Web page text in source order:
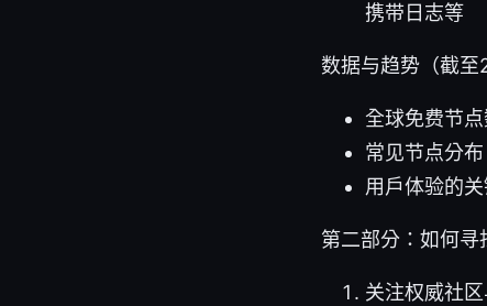
携带日志等
数据与趋势（截至
全球免费节
常见节点分
用户体验的
第二部分：如何
关注权威社